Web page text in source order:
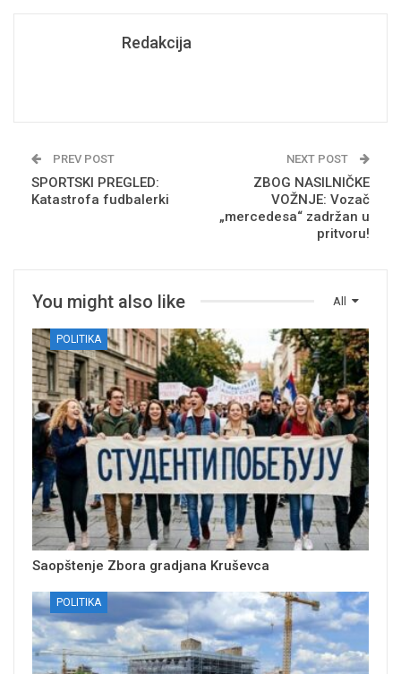
Redakcija
PREV POST
SPORTSKI PREGLED:
Katastrofa fudbalerki
NEXT POST
ZBOG NASILNIČKE
VOŽNJE: Vozač
„mercedesa“ zadržan u
pritvoru!
All
You might also like
POLITIKA
Saopštenje Zbora gradjana Kruševca
POLITIKA